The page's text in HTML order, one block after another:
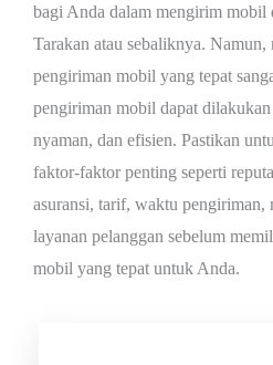
bagi Anda dalam mengirim mobil
Tarakan atau sebaliknya. Namun,
pengiriman mobil yang tepat
pengiriman mobil dapat dilakukan
nyaman, dan efisien. Pastikan
faktor-faktor penting seperti
asuransi, tarif, waktu pengiriman,
layanan pelanggan sebelum
mobil yang tepat untuk Anda.